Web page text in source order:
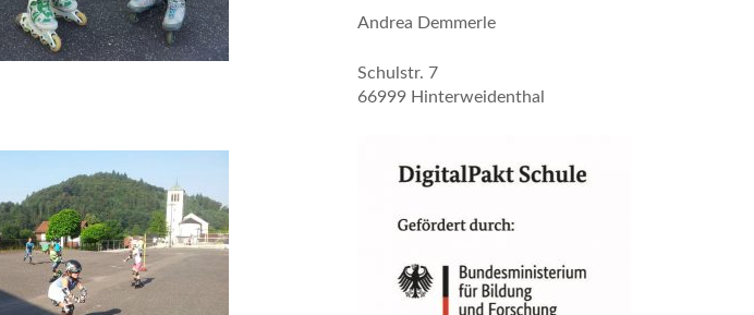
Andrea Demmerle
Schulstr. 7
66999 Hinterweidenthal